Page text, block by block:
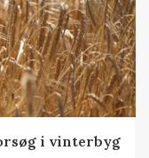
i vinterbyg